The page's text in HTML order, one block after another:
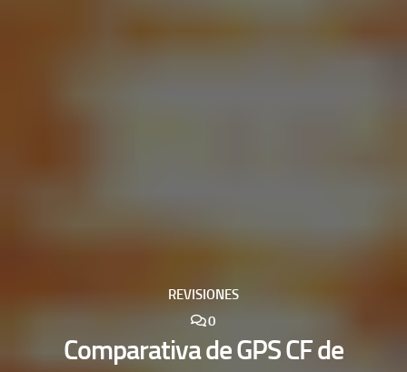
REVISIONES
0
Comparativa de GPS CF de